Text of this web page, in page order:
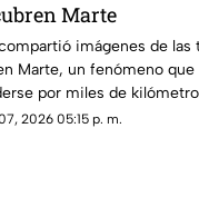
Marte
imágenes de las
Marte, un fenómeno que
por miles de
de exploración
2026 05:15 p. m.